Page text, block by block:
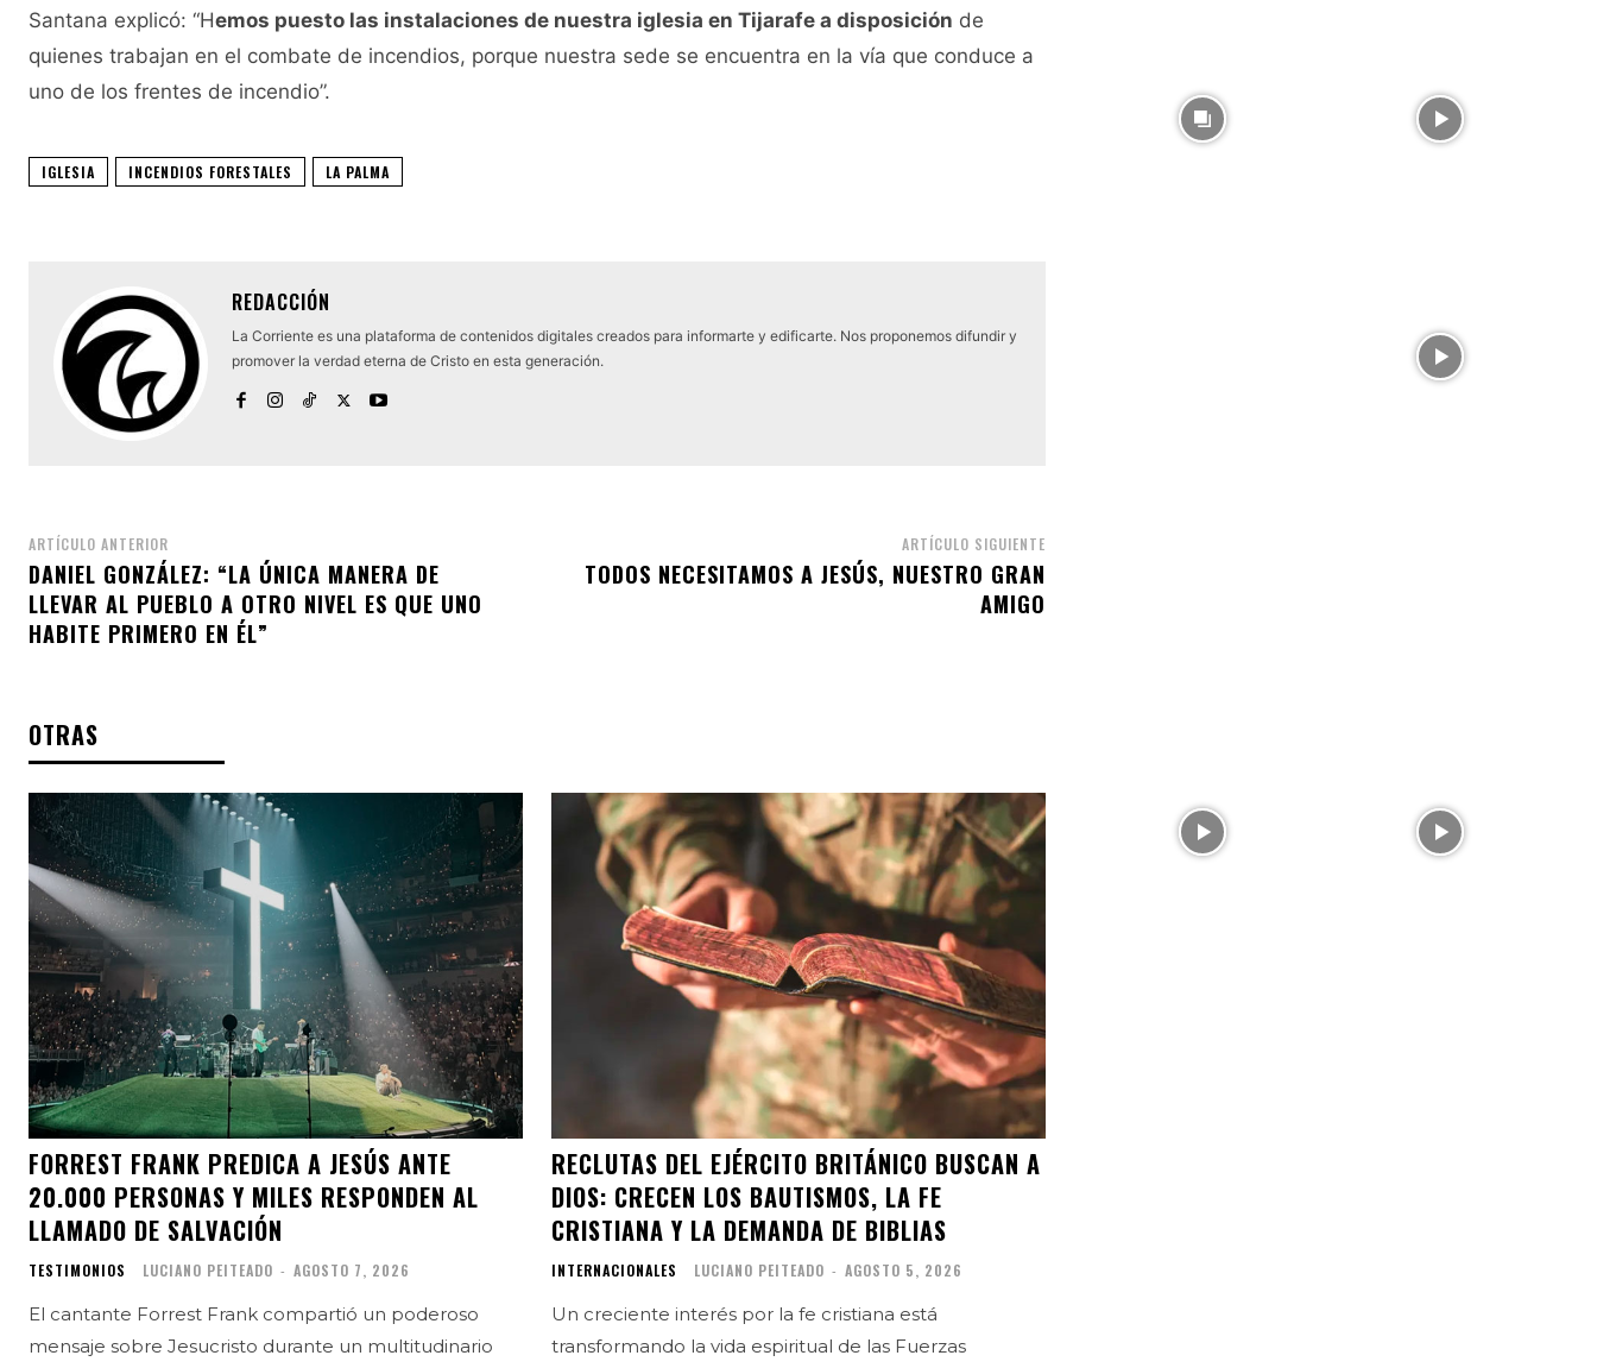
Santana explicó: “Hemos puesto las instalaciones de nuestra iglesia en Tijarafe a disposición de
quienes trabajan en el combate de incendios, porque nuestra sede se encuentra en la vía que conduce a
uno de los frentes de incendio”.
IGLESIA INCENDIOS FORESTALES LA PALMA
REDACCIÓN
La Corriente es una plataforma de contenidos digitales creados para informarte y edificarte. Nos proponemos difundir y
promover la verdad eterna de Cristo en esta generación.
ARTÍCULO ANTERIOR
DANIEL GONZÁLEZ: “LA ÚNICA MANERA DE
LLEVAR AL PUEBLO A OTRO NIVEL ES QUE UNO
HABITE PRIMERO EN ÉL”
ARTÍCULO SIGUIENTE
TODOS NECESITAMOS A JESÚS, NUESTRO GRAN
AMIGO
OTRAS
FORREST FRANK PREDICA A JESÚS ANTE
20.000 PERSONAS Y MILES RESPONDEN AL
LLAMADO DE SALVACIÓN
TESTIMONIOS LUCIANO PEITEADO - AGOSTO 7, 2026
El cantante Forrest Frank compartió un poderoso
mensaje sobre Jesucristo durante un multitudinario
RECLUTAS DEL EJÉRCITO BRITÁNICO BUSCAN A
DIOS: CRECEN LOS BAUTISMOS, LA FE
CRISTIANA Y LA DEMANDA DE BIBLIAS
INTERNACIONALES LUCIANO PEITEADO - AGOSTO 5, 2026
Un creciente interés por la fe cristiana está
transformando la vida espiritual de las Fuerzas